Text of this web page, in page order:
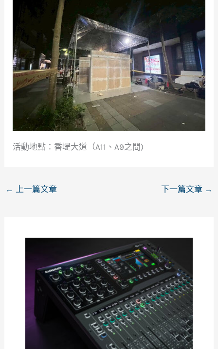
活動地點：香堤大道（A11、A9之間)
← 上一篇文章 下一篇文章 →